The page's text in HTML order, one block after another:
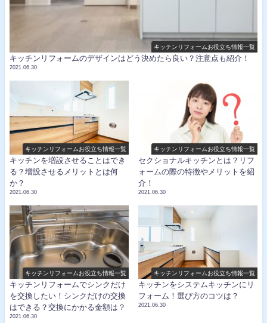
キッチンリフォームお役立ち情報一覧
キッチンリフォームのデザインはどう決めたら良い？注意点も紹介！
2021.06.30
キッチンリフォームお役立ち情報一覧
キッチンを増設させることはでき
る？増設させるメリットとは何
か？
2021.06.30
キッチンリフォームお役立ち情報一覧
セクショナルキッチンとは？リフ
ォームの際の特徴やメリットを紹
介！
2021.06.30
キッチンリフォームお役立ち情報一覧
キッチンリフォームでシンクだけ
を交換したい！シンクだけの交換
はできる？交換にかかる金額は？
2021.06.30
キッチンリフォームお役立ち情報一覧
キッチンをシステムキッチンにリ
フォーム！選び方のコツは？
2021.06.30